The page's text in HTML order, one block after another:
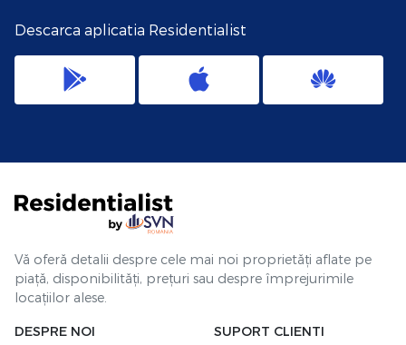
Descarca aplicatia Residentialist
Vă oferă detalii despre cele mai noi proprietăți aflate pe
piață, disponibilități, prețuri sau despre împrejurimile
locațiilor alese.
DESPRE NOI SUPORT CLIENTI